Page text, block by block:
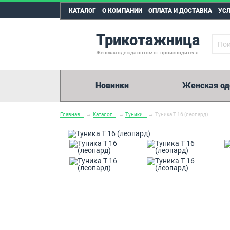
КАТАЛОГ О КОМПАНИИ ОПЛАТА И ДОСТАВКА
Трикотажница
Женская одежда оптом от производителя
Новинки Женская
Главная → Каталог → Туники → Туника Т 16 (леопард)